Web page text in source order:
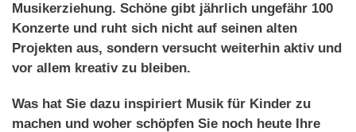
Musikerziehung. Schöne gibt jährlich ungefähr 100
Konzerte und ruht sich nicht auf seinen alten
Projekten aus, sondern versucht weiterhin aktiv und
vor allem kreativ zu bleiben.
Was hat Sie dazu inspiriert Musik für Kinder zu
machen und woher schöpfen Sie noch heute Ihre